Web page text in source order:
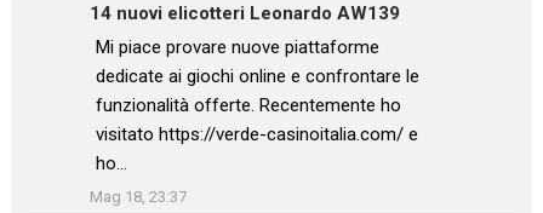
14 nuovi elicotteri Leonardo AW139
: “
Mi piace provare nuove piattaforme
dedicate ai giochi online e confrontare le
funzionalità offerte. Recentemente ho
visitato https://verde-casinoitalia.com/ e
ho…
”
Mag 18, 23:37